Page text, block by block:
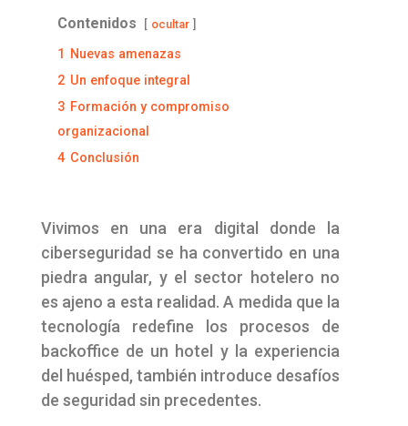
Contenidos ocultar
1
Nuevas amenazas
2 Un enfoque integral
3 Formación y compromiso
organizacional
4 Conclusión
Vivimos en una era digital donde la
ciberseguridad se ha convertido en una
piedra angular, y el sector hotelero no
es ajeno a esta realidad. A medida que la
tecnología redefine los procesos de
backoffice de un hotel y la experiencia
del huésped, también introduce desafíos
de seguridad sin precedentes.